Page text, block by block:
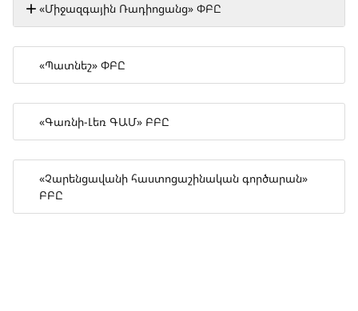
«Միջազգային Ռադիոցանց» ՓԲԸ
«Պատնեշ» ՓԲԸ
«Գառնի-Լեռ ԳԱՄ» ԲԲԸ
«Չարենցավանի հաստոցաշինական գործարան»
ԲԲԸ